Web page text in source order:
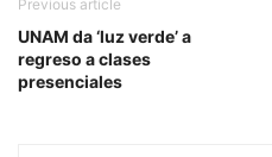
Previous article
UNAM da ‘luz verde’ a
regreso a clases
presenciales